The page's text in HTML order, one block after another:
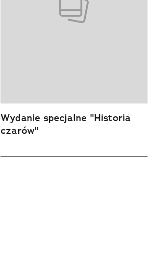
Wydanie specjalne "Historia
czarów"